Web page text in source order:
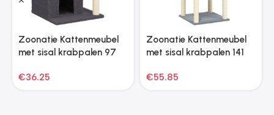
Zoonatie Kattenmeubel
met sisal krabpalen 97
€36.25
Zoonatie Kattenmeubel
met sisal krabpalen 141
€55.85